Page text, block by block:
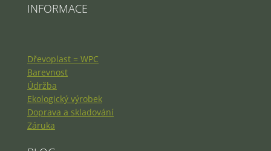
INFORMACE
Dřevoplast = WPC
Barevnost
Údržba
Ekologický výrobek
Doprava a skladování
Záruka